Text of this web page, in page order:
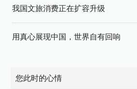
我国文旅消费正在扩容升级
用真心展现中国，世界自有回响
您此时的心情